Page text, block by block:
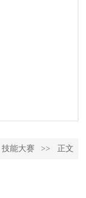
技能大赛 >> 正文